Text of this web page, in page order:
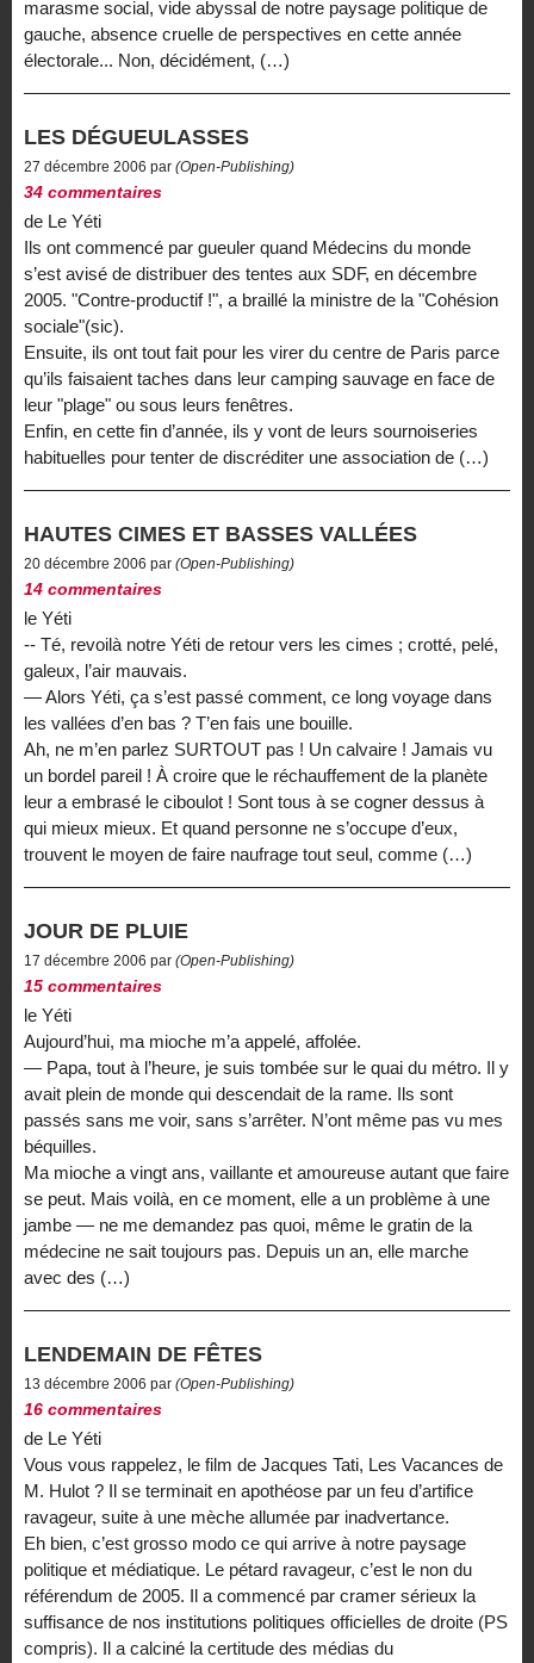
marasme social, vide abyssal de notre paysage politique de
gauche, absence cruelle de perspectives en cette année
électorale... Non, décidément, (…)
LES DÉGUEULASSES
27 décembre 2006 par (Open-Publishing)
34 commentaires
de Le Yéti
Ils ont commencé par gueuler quand Médecins du monde
s’est avisé de distribuer des tentes aux SDF, en décembre
2005. "Contre-productif !", a braillé la ministre de la "Cohésion
sociale"(sic).
Ensuite, ils ont tout fait pour les virer du centre de Paris parce
qu’ils faisaient taches dans leur camping sauvage en face de
leur "plage" ou sous leurs fenêtres.
Enfin, en cette fin d’année, ils y vont de leurs sournoiseries
habituelles pour tenter de discréditer une association de (…)
HAUTES CIMES ET BASSES VALLÉES
20 décembre 2006 par (Open-Publishing)
14 commentaires
le Yéti
-- Té, revoilà notre Yéti de retour vers les cimes ; crotté, pelé,
galeux, l’air mauvais.
— Alors Yéti, ça s’est passé comment, ce long voyage dans
les vallées d’en bas ? T’en fais une bouille.
Ah, ne m’en parlez SURTOUT pas ! Un calvaire ! Jamais vu
un bordel pareil ! À croire que le réchauffement de la planète
leur a embrasé le ciboulot ! Sont tous à se cogner dessus à
qui mieux mieux. Et quand personne ne s’occupe d’eux,
trouvent le moyen de faire naufrage tout seul, comme (…)
JOUR DE PLUIE
17 décembre 2006 par (Open-Publishing)
15 commentaires
le Yéti
Aujourd’hui, ma mioche m’a appelé, affolée.
— Papa, tout à l’heure, je suis tombée sur le quai du métro. Il y
avait plein de monde qui descendait de la rame. Ils sont
passés sans me voir, sans s’arrêter. N’ont même pas vu mes
béquilles.
Ma mioche a vingt ans, vaillante et amoureuse autant que faire
se peut. Mais voilà, en ce moment, elle a un problème à une
jambe — ne me demandez pas quoi, même le gratin de la
médecine ne sait toujours pas. Depuis un an, elle marche
avec des (…)
LENDEMAIN DE FÊTES
13 décembre 2006 par (Open-Publishing)
16 commentaires
de Le Yéti
Vous vous rappelez, le film de Jacques Tati, Les Vacances de
M. Hulot ? Il se terminait en apothéose par un feu d’artifice
ravageur, suite à une mèche allumée par inadvertance.
Eh bien, c’est grosso modo ce qui arrive à notre paysage
politique et médiatique. Le pétard ravageur, c’est le non du
référendum de 2005. Il a commencé par cramer sérieux la
suffisance de nos institutions politiques officielles de droite (PS
compris). Il a calciné la certitude des médias du